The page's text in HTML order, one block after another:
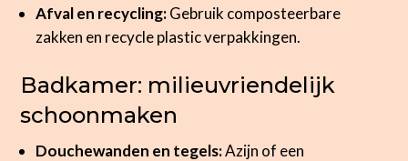
Afval en recycling:Gebruik composteerbare
zakken en recycle plastic verpakkingen.
Badkamer: milieuvriendelijk
schoonmaken
Douchewanden en tegels:Azijn of een